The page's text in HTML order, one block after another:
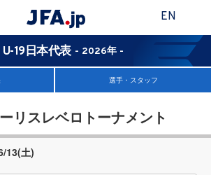
EN
U-19日本代表 - 2026年 -
選手・スタッフ
リスレベロトーナメント
13(土)